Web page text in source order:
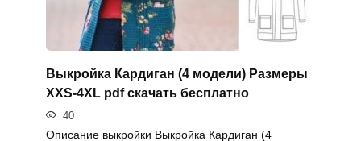
Выкройка Кардиган (4 модели) Размеры
XXS-4XL pdf скачать бесплатно
40
Описание выкройки Выкройка Кардиган (4